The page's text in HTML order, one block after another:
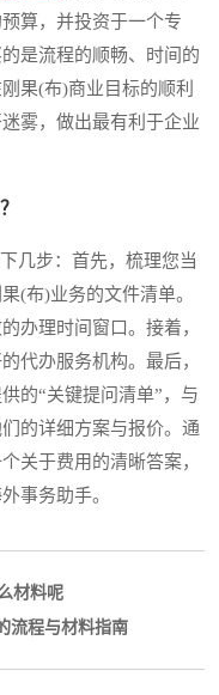
算，并投资于一个专
是流程的顺畅、时间的
果(布)商业目标的顺利
雾，做出最有利于企业
步：首先，梳理您当
(布)业务的文件清单。
办理时间窗口。接着，
代办服务机构。最后，
的“关键提问清单”，与
的详细方案与报价。通
关于费用的清晰答案，
事务助手。
材料呢
流程与材料指南